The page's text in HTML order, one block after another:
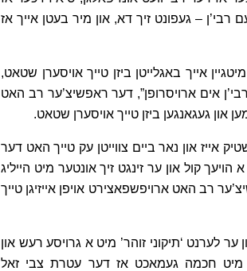
– געפונט זיך דא, און מיר בעטן אייך אז
אייך באגלייטן ביזן טייך אויסערן שטאט,
רבי’ן אים ארויסרופן”, דער ראפשיצ’ער רב האט
און געגאנגען ביזן טייך אויסערן שטאט.
אייז און נאר ביים צווייטן עק טייך האט דער
קול און ער זינגט זיך אונטער מיט הייליג
רב האט ארויפשפאצירט אויפן אייזיגן טייך
לערנט ‘תיקוני זוהר’ מיט א גרויסע רעש און
מיט חכמה געמאכט אז דער עטרת צבי זאל